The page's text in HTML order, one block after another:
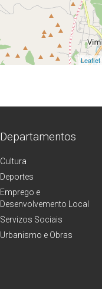
Leaflet
Departamentos
Cultura
Deportes
Emprego e
Desenvolvemento Local
Servizos Sociais
Urbanismo e Obras